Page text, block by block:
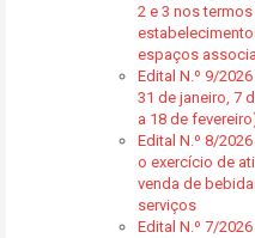
2 e 3 nos
espaços
Edital N.º 9/
31 de janeiro, 7
a 18 de
Edital N.º 8/
o exercício de
venda de
serviços
Edital N.º 7/